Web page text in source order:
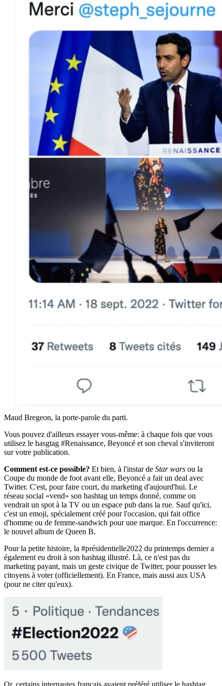
Maud Bregeon, la porte-parole du parti.
Vous pouvez d'ailleurs essayer vous-même: à chaque fois que vous
utilisez le hasgtag #Renaissance, Beyoncé et son cheval s'inviteront
sur votre publication.
Comment est-ce possible? Et bien, à l'instar de Star wars ou la
Coupe du monde de foot avant elle, Beyoncé a fait un deal avec
Twitter. C'est, pour faire court, du marketing d'aujourd'hui. Le
réseau social «vend» son hashtag un temps donné, comme on
vendrait un spot à la TV ou un espace pub dans la rue. Sauf qu'ici,
c'est un emoji, spécialement créé pour l'occasion, qui fait office
d'homme ou de femme-sandwich pour une marque. En l'occurrence:
le nouvel album de Queen B.
Pour la petite histoire, la #présidentielle2022 du printemps dernier a
également eu droit à son hashtag illustré. Là, ce n'est pas du
marketing payant, mais un geste civique de Twitter, pour pousser les
citoyens à voter (officiellement). En France, mais aussi aux USA
(pour ne citer qu'eux).